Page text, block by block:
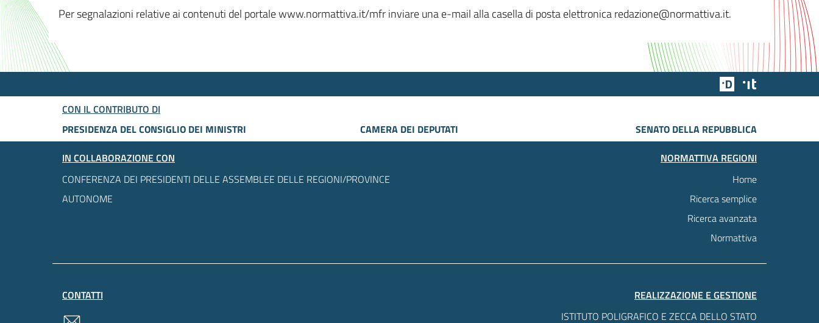
Per segnalazioni relative ai contenuti del portale www.normattiva.it/mfr inviare una e-mail alla casella di posta elettronica redazione@normattiva.it.
Team Digitale
CON IL CONTRIBUTO DI
PRESIDENZA DEL CONSIGLIO DEI MINISTRI
CAMERA DEI DEPUTATI
SENATO DELLA REPUBBLICA
IN COLLABORAZIONE CON
CONFERENZA DEI PRESIDENTI DELLE ASSEMBLEE DELLE REGIONI/PROVINCE
AUTONOME
NORMATTIVA REGIONI
Home
Ricerca semplice
Ricerca avanzata
Normattiva
CONTATTI
REALIZZAZIONE E GESTIONE
ISTITUTO POLIGRAFICO E ZECCA DELLO STATO